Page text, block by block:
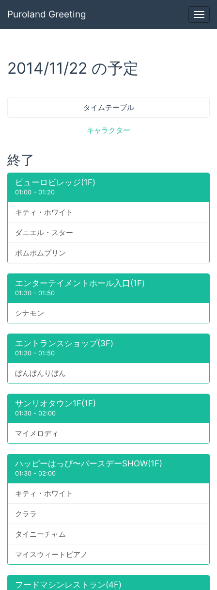
Puroland Greeting
2014/11/22 の予定
タイムテーブル
キャラクター
終了
ピューロビレッジ(1F)
01:00 - 01:20
キティ・ホワイト
ダニエル・スター
ポムポムプリン
エンターテイメントホール入口(1F)
01:30 - 01:50
シナモン
エントランスショップ(3F)
01:30 - 01:50
ぼんぼんりぼん
サンリオタウン1F(1F)
01:30 - 02:00
マイメロディ
ハッピーはっぴ〜バースデーSHOW(1F)
01:30 - 02:00
キティ・ホワイト
クララ
タイニーチャム
マイスウィートピアノ
フードマシンレストラン(4F)